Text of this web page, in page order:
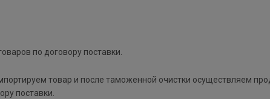
по договору поставки.
товар и после таможенной очистки осуществляем
поставки.